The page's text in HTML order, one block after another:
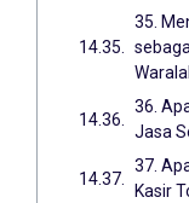
35.
36.
Jasa
37.
Kasir